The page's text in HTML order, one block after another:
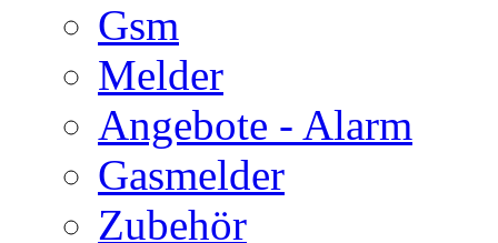
Gsm
Melder
Angebote - Alarm
Gasmelder
Zubehör